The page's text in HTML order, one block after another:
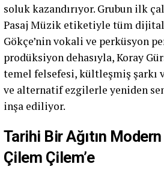
soluk kazandırıyor. Grubun ilk
Pasaj Müzik etiketiyle tüm
Gökçe’nin vokali ve perküsyon
prodüksiyon dehasıyla, Koray
temel felsefesi, kültleşmiş şarkı
ve alternatif ezgilerle yeniden
inşa ediliyor.
Tarihi Bir Ağıtın
Çilem Çilem’e